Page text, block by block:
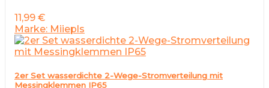
11,99 €
Marke: Miiepls
2er Set wasserdichte 2-Wege-Stromverteilung mit
Messingklemmen IP65